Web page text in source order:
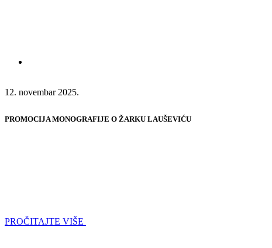
12. novembar 2025.
PROMOCIJA MONOGRAFIJE O ŽARKU LAUŠEVIĆU
PROČITAJTE VIŠE